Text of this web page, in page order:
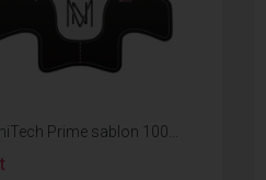
Prime sablon 100...